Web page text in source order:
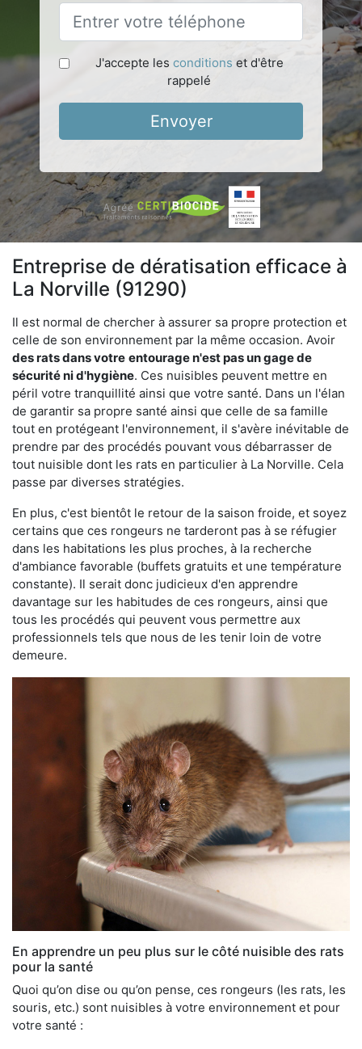
J'accepte les conditions et d'être
rappelé
Envoyer
Entreprise de dératisation efficace à
La Norville (91290)
Il est normal de chercher à assurer sa propre protection et
celle de son environnement par la même occasion. Avoir
des rats dans votre entourage n'est pas un gage de
sécurité ni d'hygiène. Ces nuisibles peuvent mettre en
péril votre tranquillité ainsi que votre santé. Dans un l'élan
de garantir sa propre santé ainsi que celle de sa famille
tout en protégeant l'environnement, il s'avère inévitable de
prendre par des procédés pouvant vous débarrasser de
tout nuisible dont les rats en particulier à La Norville. Cela
passe par diverses stratégies.
En plus, c'est bientôt le retour de la saison froide, et soyez
certains que ces rongeurs ne tarderont pas à se réfugier
dans les habitations les plus proches, à la recherche
d'ambiance favorable (buffets gratuits et une température
constante). Il serait donc judicieux d'en apprendre
davantage sur les habitudes de ces rongeurs, ainsi que
tous les procédés qui peuvent vous permettre aux
professionnels tels que nous de les tenir loin de votre
demeure.
En apprendre un peu plus sur le côté nuisible des rats
pour la santé
Quoi qu’on dise ou qu’on pense, ces rongeurs (les rats, les
souris, etc.) sont nuisibles à votre environnement et pour
votre santé :